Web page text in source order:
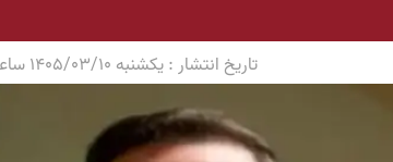
تاریخ انتشار :یکشنبه 1405/03/10 ساعت 23:42